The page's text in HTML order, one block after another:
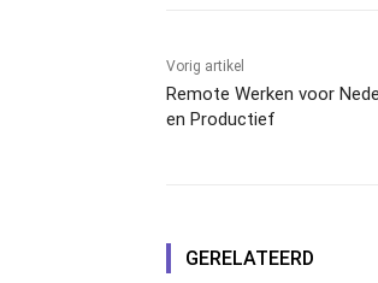
Vorig artikel
Remote Werken voor
en Productief
GERELATEERD